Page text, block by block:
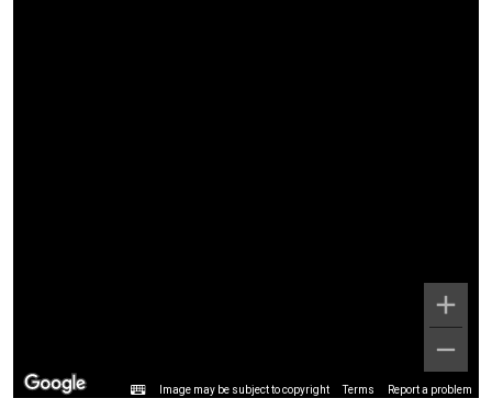
Image may be subject to copyright Terms Report a problem